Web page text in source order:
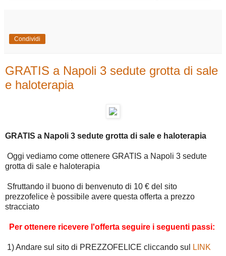
Condividi
GRATIS a Napoli 3 sedute grotta di sale
e haloterapia
GRATIS a Napoli 3 sedute grotta di sale e haloterapia
Oggi vediamo come ottenere GRATIS a Napoli 3 sedute
grotta di sale e haloterapia
Sfruttando il buono di benvenuto di 10 € del sito
prezzofelice è possibile avere questa offerta a prezzo
stracciato
Per ottenere ricevere l'offerta seguire i seguenti passi:
1) Andare sul sito di PREZZOFELICE cliccando sul LINK